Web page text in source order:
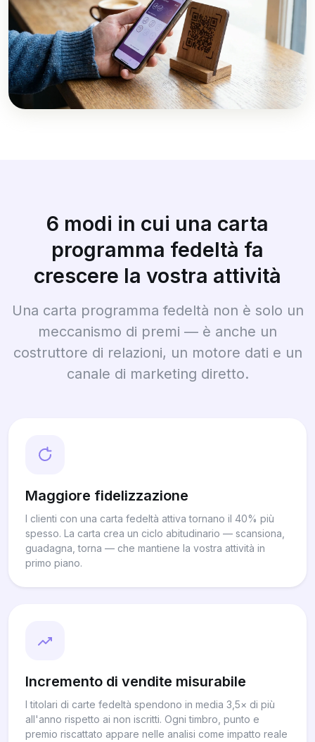
6 modi in cui una carta
programma fedeltà fa
crescere la vostra attività
Una carta programma fedeltà non è solo un
meccanismo di premi — è anche un
costruttore di relazioni, un motore dati e un
canale di marketing diretto.
Maggiore fidelizzazione
I clienti con una carta fedeltà attiva tornano il 40% più
spesso. La carta crea un ciclo abitudinario — scansiona,
guadagna, torna — che mantiene la vostra attività in
primo piano.
Incremento di vendite misurabile
I titolari di carte fedeltà spendono in media 3,5× di più
all'anno rispetto ai non iscritti. Ogni timbro, punto e
premio riscattato appare nelle analisi come impatto reale